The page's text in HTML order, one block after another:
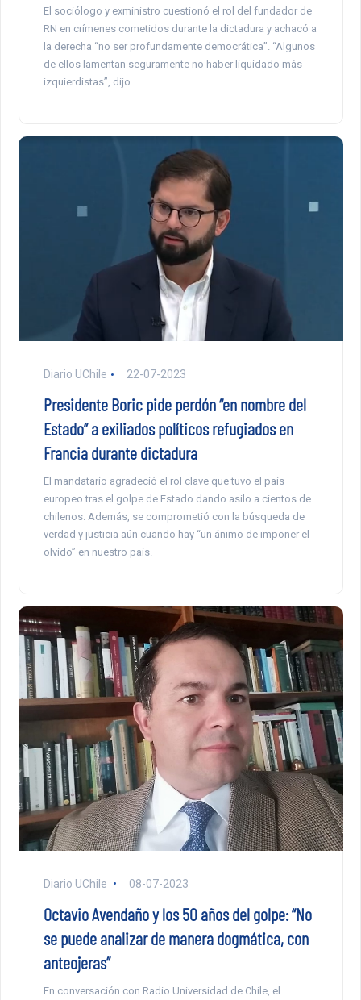
El sociólogo y exministro cuestionó el rol del fundador de
RN en crímenes cometidos durante la dictadura y achacó a
la derecha “no ser profundamente democrática”. “Algunos
de ellos lamentan seguramente no haber liquidado más
izquierdistas”, dijo.
Diario UChile 22-07-2023
Presidente Boric pide perdón “en nombre del
Estado” a exiliados políticos refugiados en
Francia durante dictadura
El mandatario agradeció el rol clave que tuvo el país
europeo tras el golpe de Estado dando asilo a cientos de
chilenos. Además, se comprometió con la búsqueda de
verdad y justicia aún cuando hay “un ánimo de imponer el
olvido” en nuestro país.
Diario UChile 08-07-2023
Octavio Avendaño y los 50 años del golpe: “No
se puede analizar de manera dogmática, con
anteojeras”
En conversación con Radio Universidad de Chile, el